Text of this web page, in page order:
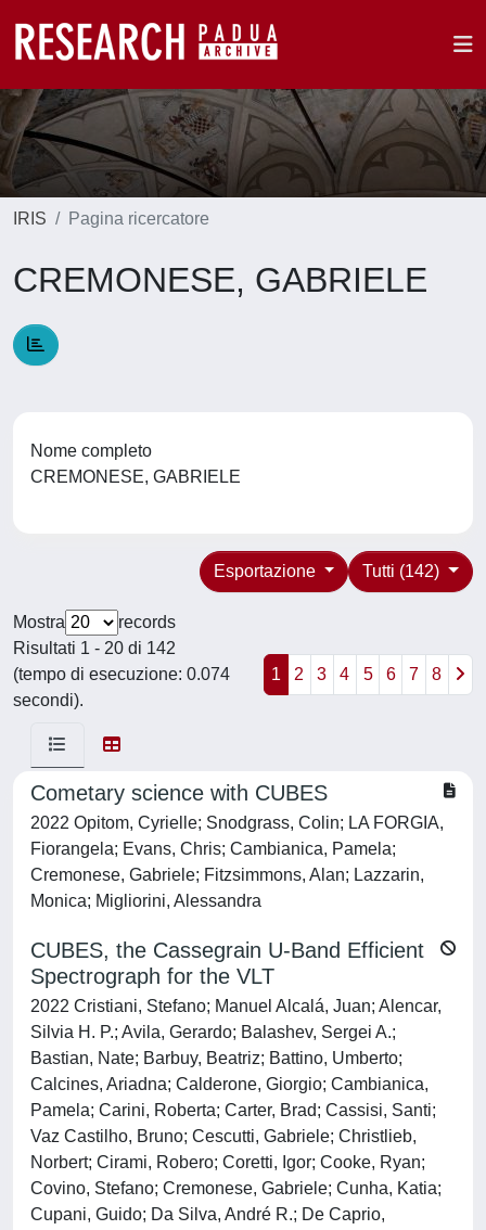
IRIS Pagina ricercatore
CREMONESE, GABRIELE
Nome completo
CREMONESE, GABRIELE
Tutti (142)
Esportazione
Mostra
records
Risultati 1 - 20 di 142
(tempo di esecuzione: 0.074
secondi).
1 2 3 4 5 6 7 8
Cometary science with CUBES
2022 Opitom, Cyrielle; Snodgrass, Colin; LA FORGIA,
Fiorangela; Evans, Chris; Cambianica, Pamela;
Cremonese, Gabriele; Fitzsimmons, Alan; Lazzarin,
Monica; Migliorini, Alessandra
CUBES, the Cassegrain U-Band Efficient
Spectrograph for the VLT
2022 Cristiani, Stefano; Manuel Alcalá, Juan; Alencar,
Silvia H. P.; Avila, Gerardo; Balashev, Sergei A.;
Bastian, Nate; Barbuy, Beatriz; Battino, Umberto;
Calcines, Ariadna; Calderone, Giorgio; Cambianica,
Pamela; Carini, Roberta; Carter, Brad; Cassisi, Santi;
Vaz Castilho, Bruno; Cescutti, Gabriele; Christlieb,
Norbert; Cirami, Robero; Coretti, Igor; Cooke, Ryan;
Covino, Stefano; Cremonese, Gabriele; Cunha, Katia;
Cupani, Guido; Da Silva, André R.; De Caprio,